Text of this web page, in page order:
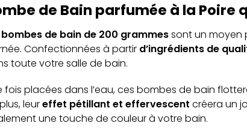
de Bain parfumée à la
bombes de bain de 200 grammessont un moyen
Confectionnées à partir d’ingrédients de
toute votre salle de bain.
fois placées dans l’eau, ces bombes de bain
leureffet pétillant et effervescent créera un
une touche de couleur à votre bain.